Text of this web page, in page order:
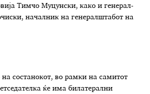
Тимчо Муцунски, како и генерал-
началник на генералштабот на
на состанокот, во рамки на самитот
ќе има билатерални